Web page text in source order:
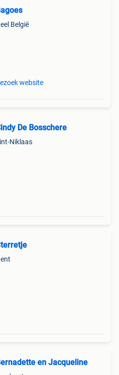
België
website
De Bosschere
Niklaas
en Jacqueline